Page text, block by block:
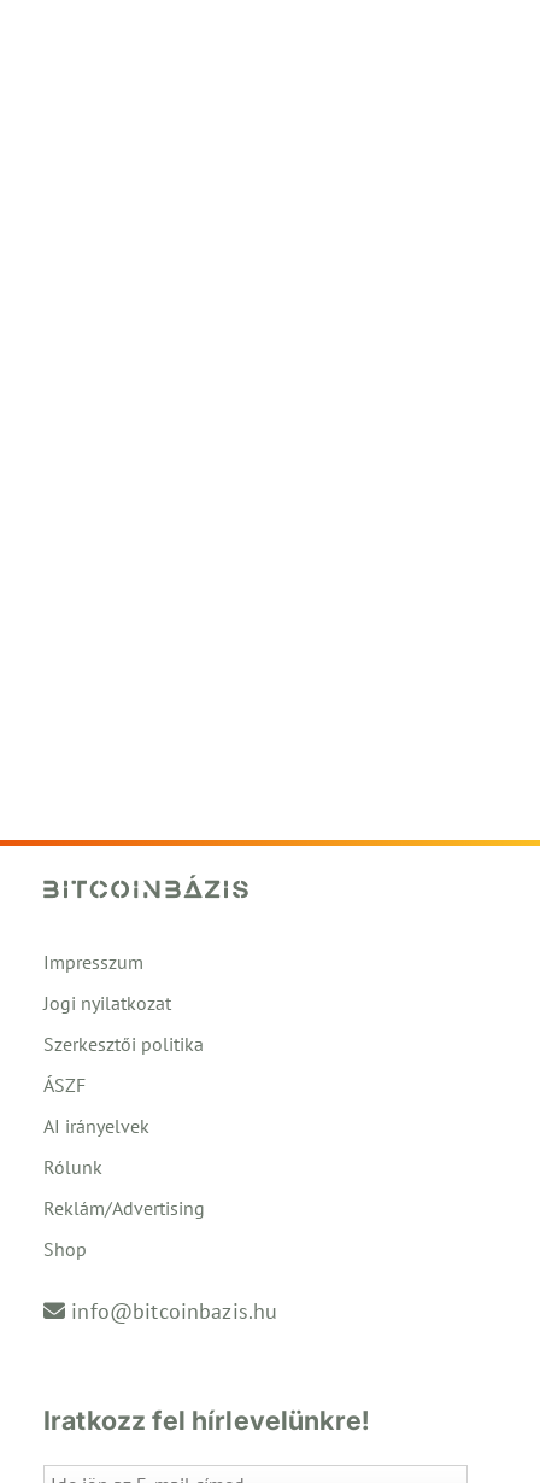
Impresszum
Jogi nyilatkozat
Szerkesztői politika
ÁSZF
AI irányelvek
Rólunk
Reklám/Advertising
Shop
info@bitcoinbazis.hu
Iratkozz fel hírlevelünkre!